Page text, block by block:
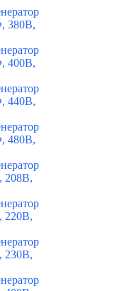
380В,
400В,
440В,
480В,
208В,
220В,
230В,